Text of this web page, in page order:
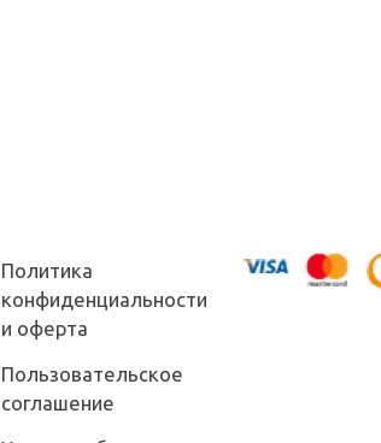
Политика
конфиденциальности
и оферта
Пользовательское
соглашение